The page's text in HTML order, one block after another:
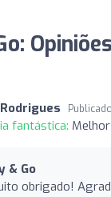
Opiniões
fantástica:
& Go
obrigado!